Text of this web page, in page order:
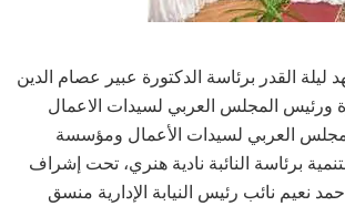
القدر برئاسة الدكتورة عبير عصام الدين
ورئيس المجلس العربي لسيدات الاعمال
العربي لسيدات الأعمال ومؤسسة
برئاسة النائبة نادية هنري، تحت إشراف
نعيم نائب رئيس النيابة الإدارية منسق